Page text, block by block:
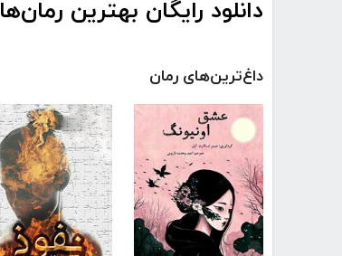
دانلود رایگان بهترین رمان‌ها
داغ‌ترین‌های رمان